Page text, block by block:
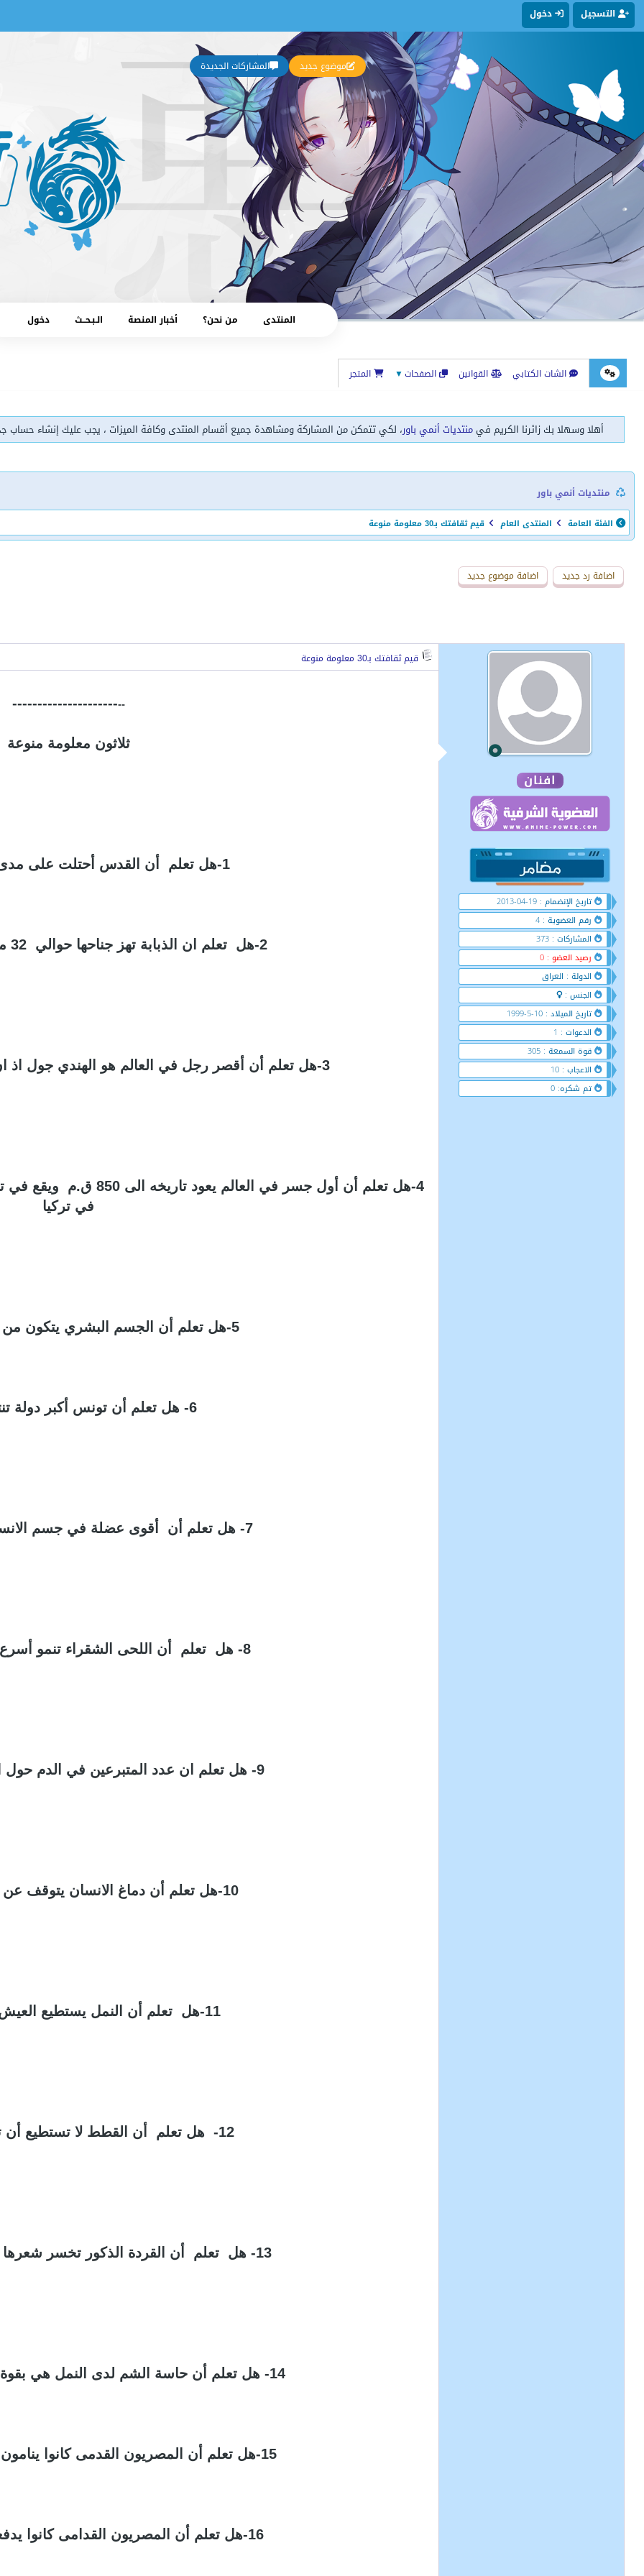
التسجيل دخول
المشاركات الجديدة موضوع جديد
المنتدى من نحن؟ أخبار المنصة الـبـحــث دخول
الشات الكتابي القوانين الصفحات▼ المتجر
أهلا وسهلا بك زائرنا الكريم فيمنتديات أنمي باور، لكي تتمكن من المشاركة ومشاهدة جميع أقسام المنتدى وكافة الميزات ، يجب عليك إنشاء حساب
منتديات أنمي باور
الفئة العامة المنتدى العام قيم ثقافتك بـ30 معلومة منوعة
اضافة رد جديد اضافة موضوع جديد
قيم ثقافتك بـ30 معلومة منوعة
افنان
تاريخ الإنضمام : 19-04-2013
رقم العضوية : 4
المشاركات : 373
رصيد العضو : 0
الدولة : العراق
الجنس :
تاريخ الميلاد : 10-5-1999
الدعوات : 1
قوة السمعة : 305
الاعجاب : 10
تم شكره: 0
--
---------------------
ثلاثون معلومة منوعة
1-هل تعلم أن القدس أحتلت على مدى التاريخ 24 مرة
2-هل تعلم ان الذبابة تهز جناحها حوالي 32 مرة في الثانية الواحدة
3-هل تعلم أن أقصر رجل في العالم هو الهندي جول اذ ان طوله لا يتجاوز أكثر من 62 سم
4-هل تعلم أن أول جسر في
في تركيا
5-هل تعلم أن الجسم البشري يتكون من 206 قطعة عظم
6- هل تعلم أن تونس أكبر دولة تنتج الزيتون
7- هل تعلم أن أقوى عضلة في جسم الانسان هي عضلة الفك
8- هل تعلم أن اللحى الشقراء تنمو أسرع من اللحى السوداء
9- هل تعلم ان عدد المتبرعين في الدم حول العالم هم 7% (بالمئة)
10-هل تعلم أن دماغ الانسان يتوقف عن النمو في سن 18
11-هل تعلم أن النمل يستطيع العيش لمدة 16 عاما
12- هل تعلم أن القطط لا تستطيع أن تتذوق السكريات
13- هل تعلم أن القردة الذكور تخسر شعرها ويصيبها الصلع كالرجال
14- هل تعلم أن حاسة الشم لدى النمل هي بقوة حاسة الشم لدى الكلاب
15-هل تعلم أن المصريون القدمى كانوا ينامون على مخدة من الحجارة
16-هل تعلم أن المصريون القدامى كانوا يدفعون الضرائب بالعسل